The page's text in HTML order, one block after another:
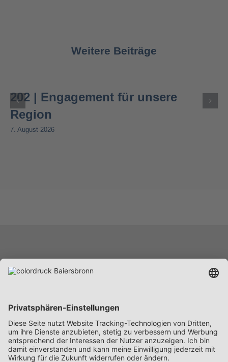
Weitere Beiträge
202 | Engagement für unsere
Region
7. August 2026
Karriere
News
Beschaffung
Kontakt